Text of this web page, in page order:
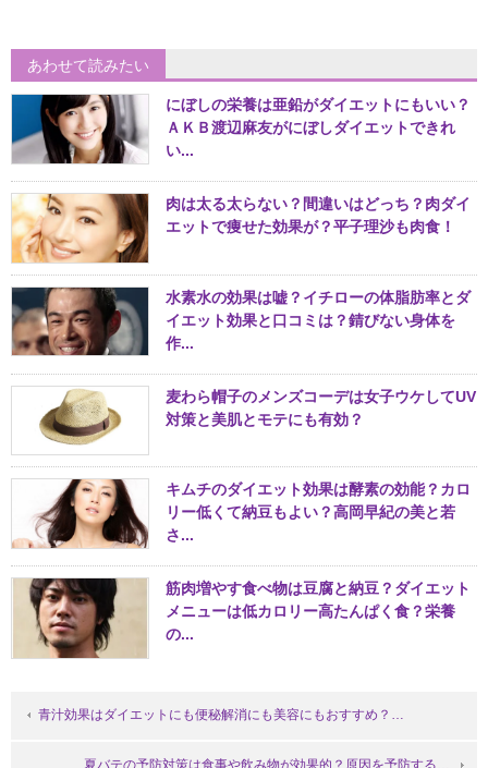
あわせて読みたい
にぼしの栄養は亜鉛がダイエットにもいい？
ＡＫＢ渡辺麻友がにぼしダイエットできれ
い...
肉は太る太らない？間違いはどっち？肉ダイ
エットで痩せた効果が？平子理沙も肉食！
水素水の効果は嘘？イチローの体脂肪率とダ
イエット効果と口コミは？錆びない身体を
作...
麦わら帽子のメンズコーデは女子ウケしてUV
対策と美肌とモテにも有効？
キムチのダイエット効果は酵素の効能？カロ
リー低くて納豆もよい？高岡早紀の美と若
さ...
筋肉増やす食べ物は豆腐と納豆？ダイエット
メニューは低カロリー高たんぱく食？栄養
の...
青汁効果はダイエットにも便秘解消にも美容にもおすすめ？…